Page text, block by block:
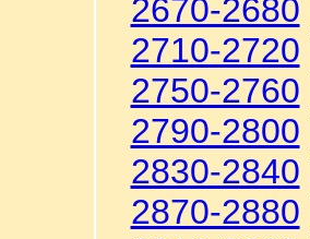
2670-2680
2710-2720
2750-2760
2790-2800
2830-2840
2870-2880